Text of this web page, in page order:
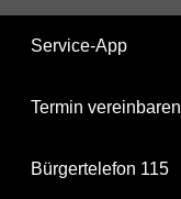
Service-App
Termin vereinbaren
Bürgertelefon 115